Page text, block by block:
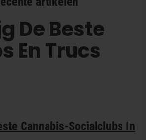
De Beste
En Trucs
Cannabis-Socialclubs In